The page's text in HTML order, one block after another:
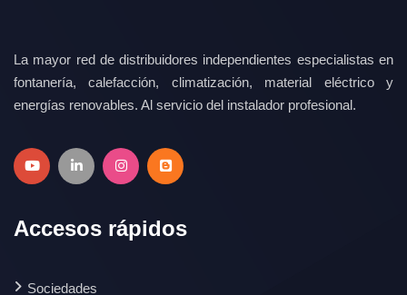
La mayor red de distribuidores independientes especialistas en
fontanería, calefacción, climatización, material eléctrico y
energías renovables. Al servicio del instalador profesional.
Accesos rápidos
Sociedades